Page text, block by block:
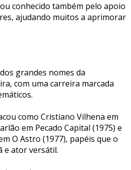
conhecido também pelo apoio
ajudando muitos a aprimorar
grandes nomes da
com uma carreira marcada
como Cristiano Vilhena em
em Pecado Capital (1975) e
O Astro (1977), papéis que o
e ator versátil.